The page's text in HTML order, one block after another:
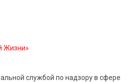
279
и более 146 км ЛЭП
Жизни»
службой по надзору в сфере